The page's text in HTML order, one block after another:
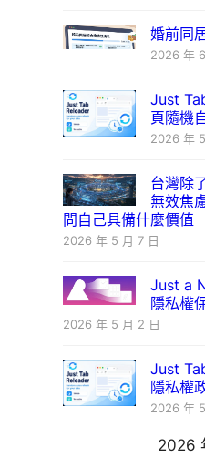
婚前同
2026 年
Just
頁隨機
2026 年
台灣除
無效焦
問自己具備什麼價值
2026 年 5 月 7 日
Just a
隱私權
2026 年 5 月 2 日
Just
隱私權
2026 年
2026